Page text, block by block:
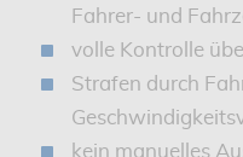
Fahrer- und
volle Kontrolle
Strafen durch
kein manuelles